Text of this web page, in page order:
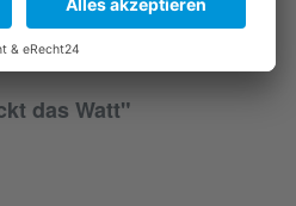
das Watt"